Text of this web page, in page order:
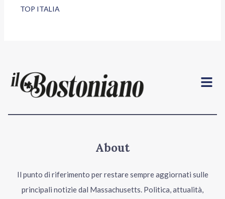
TOP ITALIA
Menu
About
Il punto di riferimento per restare sempre aggiornati sulle
principali notizie dal Massachusetts. Politica, attualità,